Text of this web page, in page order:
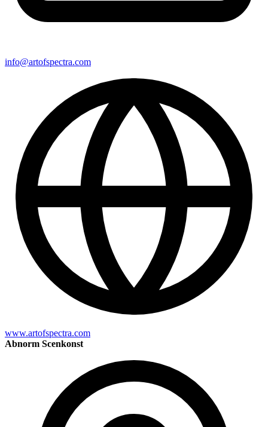
info@artofspectra.com
www.artofspectra.com
Abnorm Scenkonst